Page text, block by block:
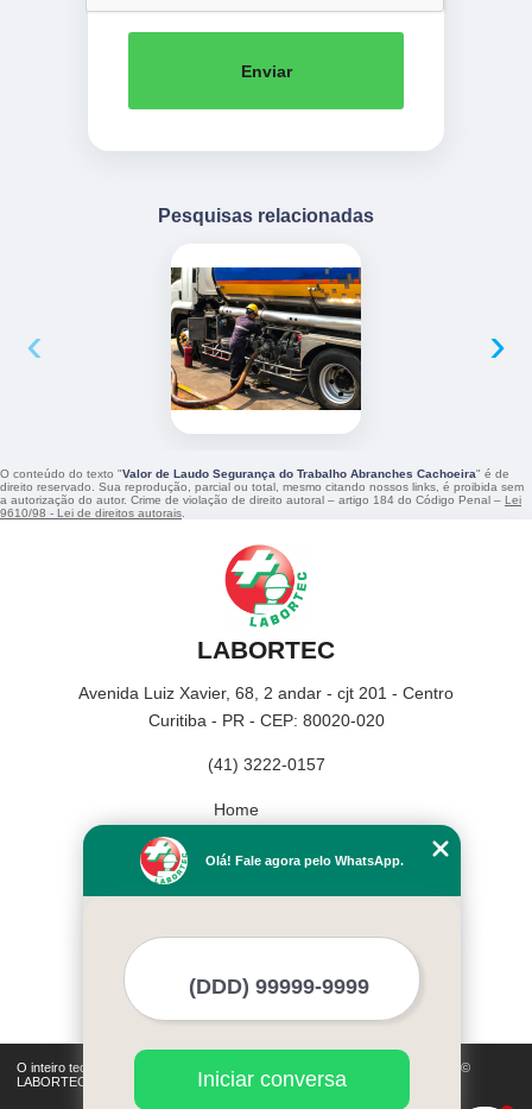
Enviar
Pesquisas relacionadas
‹ ›
O conteúdo do texto "Valor de Laudo Segurança do Trabalho Abranches Cachoeira" é de
direito reservado. Sua reprodução, parcial ou total, mesmo citando nossos links, é proibida sem
a autorização do autor. Crime de violação de direito autoral – artigo 184 do Código Penal – Lei
9610/98 - Lei de direitos autorais
LABORTEC
Avenida Luiz Xavier, 68, 2 andar - cjt 201 - Centro
Curitiba - PR - CEP: 80020-020
(41) 3222-0157
Home
Missão
Serviços
Mais Serviços
O inteiro teor deste site está sujeito à proteção de direitos autorais. Copyright©
LABORTEC (Lei 9610 de 19/02/1998)
Olá! Fale agora pelo WhatsApp.
Iniciar conversa